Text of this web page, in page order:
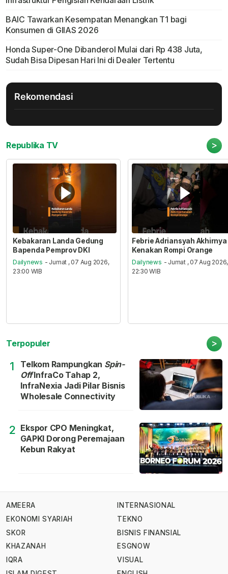
BAIC Tawarkan Kesempatan Menangkan T1 bagi
Konsumen di GIIAS 2026
Honda Super-One Dibanderol Mulai dari Rp 438 Juta,
Sudah Bisa Dipesan Hari Ini di Dealer Tertentu
Rekomendasi
Republika TV >
Kebakaran Landa Gedung
Bapenda Pemprov DKI
Dailynews - Jumat , 07 Aug 2026,
23:00 WIB
Febrie Adriansyah Akhirnya
Kenakan Rompi Orange
Dailynews - Jumat , 07 Aug 2026,
22:30 WIB
Terpopuler >
1 Telkom Rampungkan Spin-
OffInfraCo Tahap 2,
InfraNexia Jadi Pilar Bisnis
Wholesale Connectivity
2 Ekspor CPO Meningkat,
GAPKI Dorong Peremajaan
Kebun Rakyat
AMEERA
EKONOMI SYARIAH
SKOR
KHAZANAH
IQRA
INTERNASIONAL
TEKNO
BISNIS FINANSIAL
ESGNOW
VISUAL